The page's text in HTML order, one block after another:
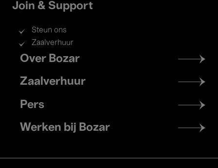
Join & Support
Steun ons
Zaalverhuur
Footer
menu
Over Bozar
Zaalverhuur
Pers
Werken bij Bozar